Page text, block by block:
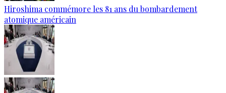
Hiroshima commémore les 81 ans du bombardement
atomique américain